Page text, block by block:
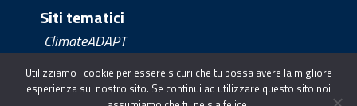
Siti tematici
ClimateADAPT
Clima Europe
Utilizziamo i cookie per essere sicuri che tu possa avere la migliore
esperienza sul nostro sito. Se continui ad utilizzare questo sito noi